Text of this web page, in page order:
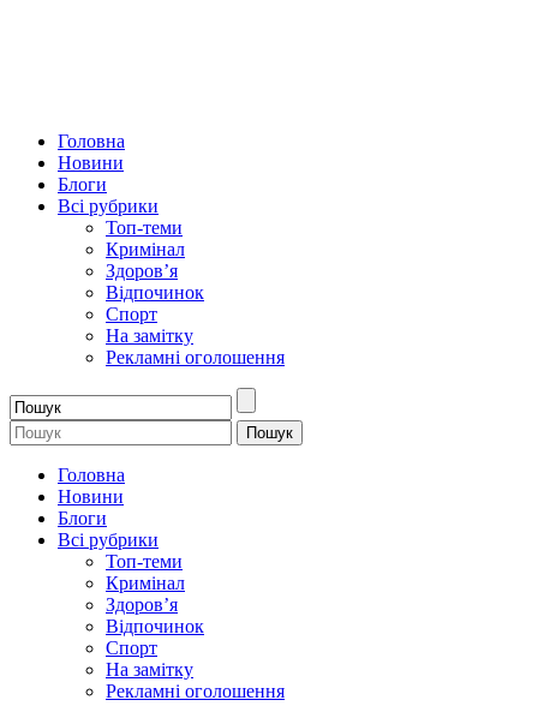
Головна
Новини
Блоги
Всі рубрики
Топ-теми
Кримінал
Здоров’я
Відпочинок
Спорт
На замітку
Рекламні оголошення
Головна
Новини
Блоги
Всі рубрики
Топ-теми
Кримінал
Здоров’я
Відпочинок
Спорт
На замітку
Рекламні оголошення